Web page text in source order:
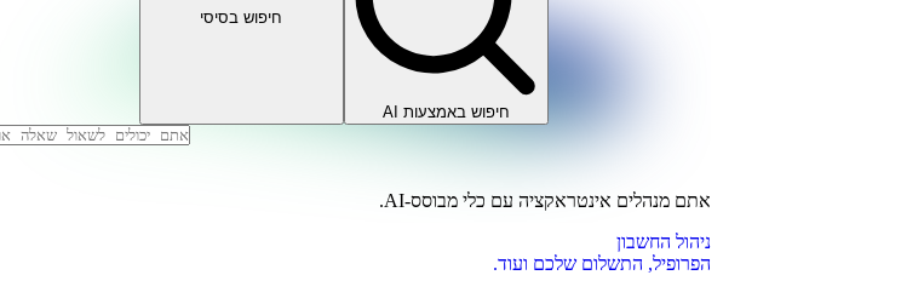
חיפוש באמצעות AI
חיפוש בסיסי
אתם מנהלים אינטראקציה עם כלי מבוסס-AI.
ניהול החשבון
הפרופיל, התשלום שלכם ועוד.